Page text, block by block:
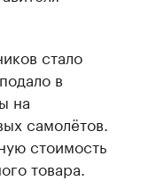
стало
в
на
самолётов.
стоимость
товара.